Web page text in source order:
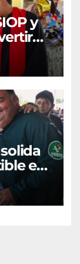
y
en